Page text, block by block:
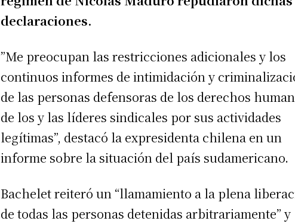
declaraciones.
”Me preocupan las restricciones adicionales y los
continuos informes de intimidación y
de las personas defensoras de los derechos
de los y las líderes sindicales por sus actividades
legítimas”, destacó la expresidenta chilena en un
informe sobre la situación del país sudamericano.
Bachelet reiteró un “llamamiento a la plena
de todas las personas detenidas arbitrariamente” y